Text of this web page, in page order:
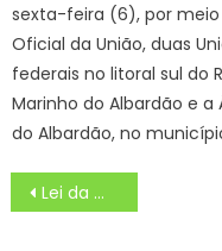
sexta-feira (6), por
Oficial da União, duas
federais no litoral sul do
Marinho do Albardão e
do Albardão, no
Navegação
de
Lei da modernização administrativa do Governo de SP é aprovada